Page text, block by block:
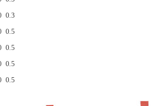
0.3
0.5
0.5
0.5
0.5